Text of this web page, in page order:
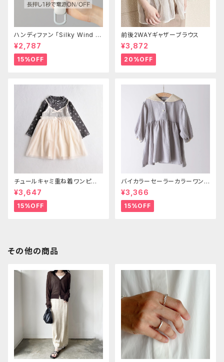
ハンディファン 「Silky Wind M
obile 3.2」
¥2,787
15%OFF
前後2WAYギャザーブラウス
¥3,872
20%OFF
チュールキャミ重ね着ワンピー
ス
¥3,647
15%OFF
バイカラーセーラーカラーワンピ
ース
¥3,366
15%OFF
その他の商品